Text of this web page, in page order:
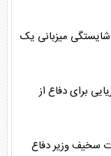
شایستگی میزبانی یک
برای دفاع از
سخیف وزیر دفاع